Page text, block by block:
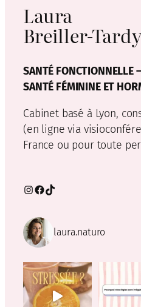
Laura
Breiller-Tardy
SANTÉ FONCTIONNELLE
SANTÉ FÉMININE ET
Cabinet basé à Lyon,
(en ligne via
France ou pour toute
Instagram Facebook TikTok
laura.naturo